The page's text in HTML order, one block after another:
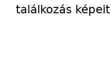
találkozás képeit